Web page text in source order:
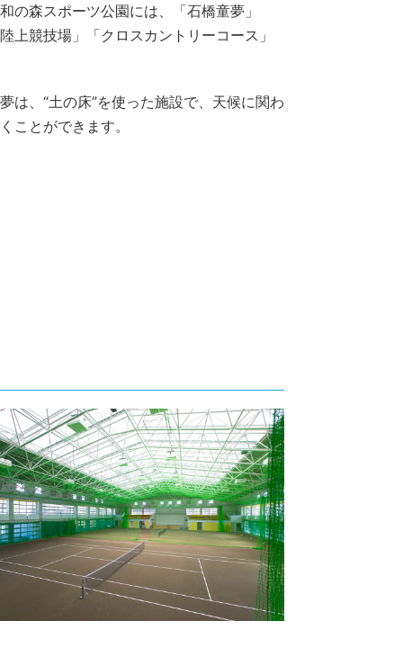
の森スポーツ公園には、「石橋童夢」
上競技場」「クロスカントリーコース」
は、“土の床”を使った施設で、天候に関わ
ことができます。